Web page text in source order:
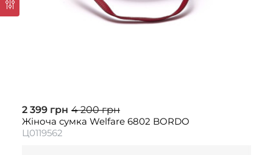
2 399 грн 4 200 грн
Жіноча сумка Welfare 6802 BORDO
Ц0119562